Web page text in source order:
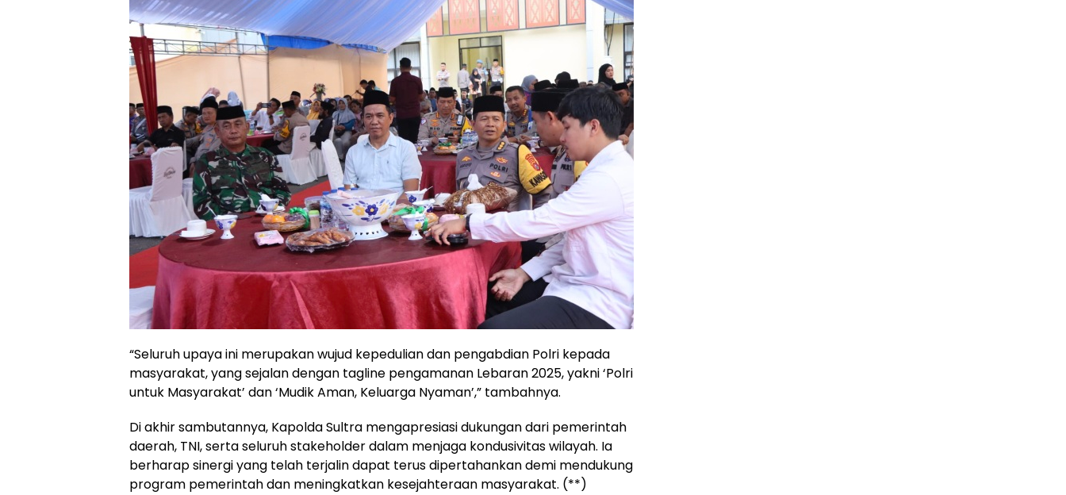
“Seluruh upaya ini merupakan wujud kepedulian dan pengabdian Polri kepada
masyarakat, yang sejalan dengan tagline pengamanan Lebaran 2025, yakni ‘Polri
untuk Masyarakat’ dan ‘Mudik Aman, Keluarga Nyaman’,” tambahnya.
Di akhir sambutannya, Kapolda Sultra mengapresiasi dukungan dari pemerintah
daerah, TNI, serta seluruh stakeholder dalam menjaga kondusivitas wilayah. Ia
berharap sinergi yang telah terjalin dapat terus dipertahankan demi mendukung
program pemerintah dan meningkatkan kesejahteraan masyarakat. (**)